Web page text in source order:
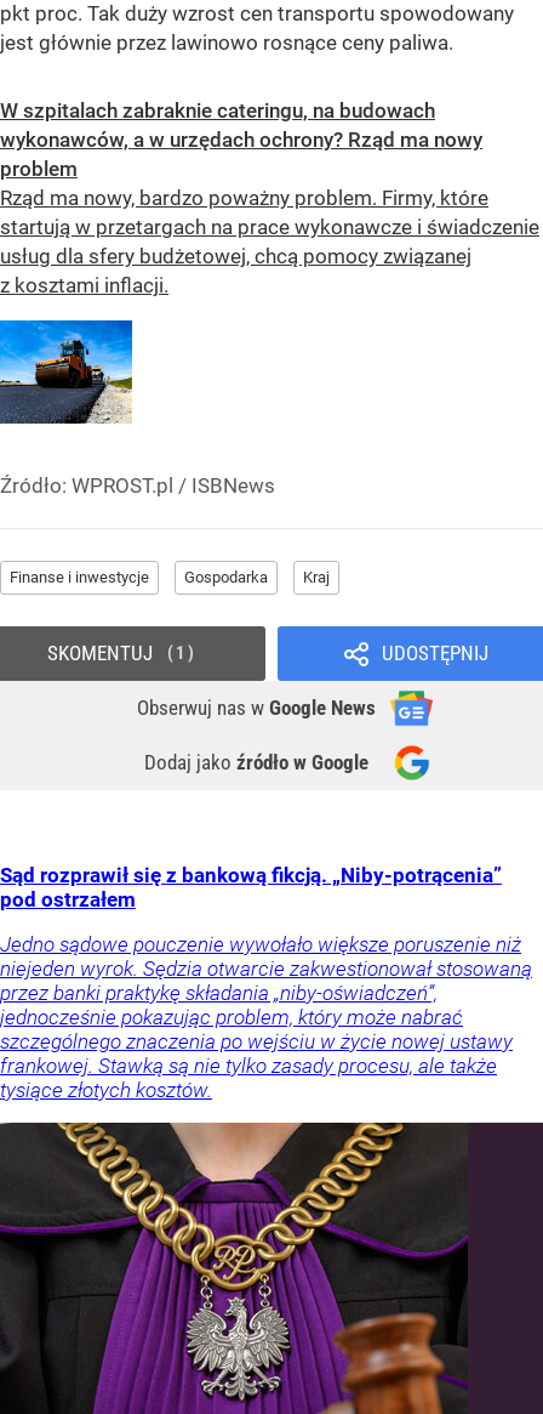
pkt proc. Tak duży wzrost cen transportu spowodowany
jest głównie przez lawinowo rosnące ceny paliwa.
W szpitalach zabraknie cateringu, na budowach
wykonawców, a w urzędach ochrony? Rząd ma nowy
problem
Rząd ma nowy, bardzo poważny problem. Firmy, które
startują w przetargach na prace wykonawcze i świadczenie
usług dla sfery budżetowej, chcą pomocy związanej
z kosztami inflacji.
Źródło: WPROST.pl / ISBNews
Finanse i inwestycje Gospodarka Kraj
UDOSTĘPNIJ
Obserwuj nas w Google News
Dodaj jako źródło w Google
SKOMENTUJ 1
Sąd rozprawił się z bankową fikcją. „Niby-potrącenia”
pod ostrzałem
Jedno sądowe pouczenie wywołało większe poruszenie niż
niejeden wyrok. Sędzia otwarcie zakwestionował stosowaną
przez banki praktykę składania „niby-oświadczeń”,
jednocześnie pokazując problem, który może nabrać
szczególnego znaczenia po wejściu w życie nowej ustawy
frankowej. Stawką są nie tylko zasady procesu, ale także
tysiące złotych kosztów.